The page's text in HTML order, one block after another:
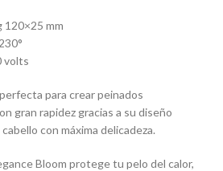
120×25 mm
volts
para crear peinados
gran rapidez gracias a su diseño
con máxima delicadeza.
Bloom protege tu pelo del calor,